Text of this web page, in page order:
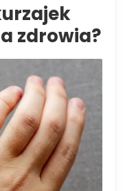
zdrowia?